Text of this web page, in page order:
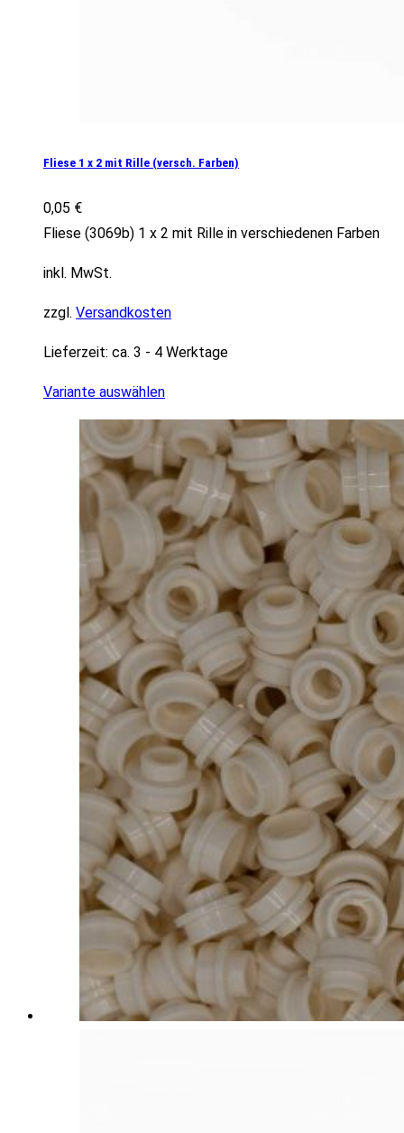
Fliese 1 x 2 mit Rille (versch. Farben)
0,05 €
Fliese (3069b) 1 x 2 mit Rille in verschiedenen Farben
inkl. MwSt.
zzgl. Versandkosten
Lieferzeit: ca. 3 - 4 Werktage
Variante auswählen